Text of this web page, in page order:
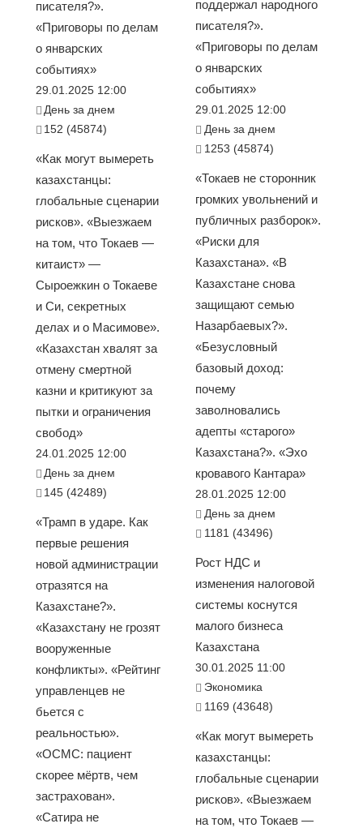
писателя?».
«Приговоры по делам
о январских
событиях»
29.01.2025 12:00
День за днем
152 (45874)
«Как могут вымереть
казахстанцы:
глобальные сценарии
рисков». «Выезжаем
на том, что Токаев —
китаист» —
Сыроежкин о Токаеве
и Си, секретных
делах и о Масимове».
«Казахстан хвалят за
отмену смертной
казни и критикуют за
пытки и ограничения
свобод»
24.01.2025 12:00
День за днем
145 (42489)
«Трамп в ударе. Как
первые решения
новой администрации
отразятся на
Казахстане?».
«Казахстану не грозят
вооруженные
конфликты». «Рейтинг
управленцев не
бьется с
реальностью».
«ОСМС: пациент
скорее мёртв, чем
застрахован».
«Сатира не
поддержал народного
писателя?».
«Приговоры по делам
о январских
событиях»
29.01.2025 12:00
День за днем
1253 (45874)
«Токаев не сторонник
громких увольнений и
публичных разборок».
«Риски для
Казахстана». «В
Казахстане снова
защищают семью
Назарбаевых?».
«Безусловный
базовый доход:
почему
заволновались
адепты «старого»
Казахстана?». «Эхо
кровавого Кантара»
28.01.2025 12:00
День за днем
1181 (43496)
Рост НДС и
изменения налоговой
системы коснутся
малого бизнеса
Казахстана
30.01.2025 11:00
Экономика
1169 (43648)
«Как могут вымереть
казахстанцы:
глобальные сценарии
рисков». «Выезжаем
на том, что Токаев —